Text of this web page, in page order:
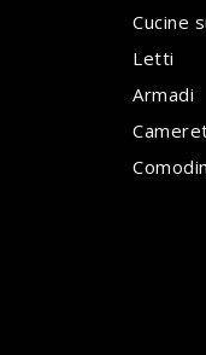
Cucine
Letti
Armadi